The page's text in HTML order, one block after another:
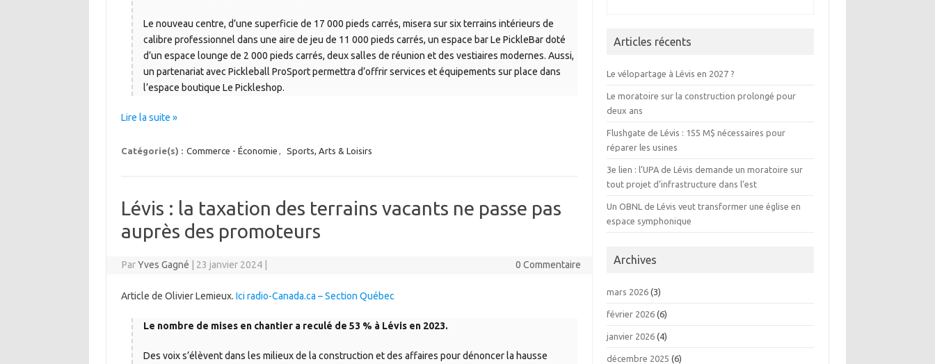
Le nouveau centre, d’une superficie de 17 000 pieds carrés, misera sur six terrains intérieurs de
calibre professionnel dans une aire de jeu de 11 000 pieds carrés, un espace bar Le PickleBar doté
d’un espace lounge de 2 000 pieds carrés, deux salles de réunion et des vestiaires modernes. Aussi,
un partenariat avec Pickleball ProSport permettra d’offrir services et équipements sur place dans
l’espace boutique Le Pickleshop.
Lire la suite »
Catégorie(s) : Commerce - Économie , Sports, Arts & Loisirs
Lévis : la taxation des terrains vacants ne passe pas
auprès des promoteurs
ParYves Gagné 23 janvier 2024 0 Commentaire
Article de Olivier Lemieux. Ici radio-Canada.ca – Section Québec
Le nombre de mises en chantier a reculé de 53 % à Lévis en 2023.
Des voix s’élèvent dans les milieux de la construction et des affaires pour dénoncer la hausse
Articles récents
Le vélopartage à Lévis en 2027 ?
Le moratoire sur la construction prolongé pour
deux ans
Flushgate de Lévis : 155 M$ nécessaires pour
réparer les usines
3e lien : l’UPA de Lévis demande un moratoire sur
tout projet d’infrastructure dans l’est
Un OBNL de Lévis veut transformer une église en
espace symphonique
Archives
mars 2026 (3)
février 2026 (6)
janvier 2026 (4)
décembre 2025 (6)